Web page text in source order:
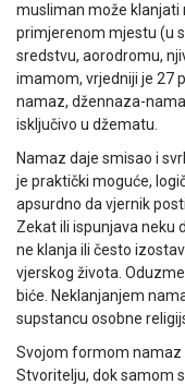
musliman može klanjati
primjerenom mjestu (u
sredstvu, aorodromu,
imamom, vrjedniji je 27
namaz, džennaza-
isključivo u džematu.
Namaz daje smisao i
je praktički moguće,
apsurdno da vjernik
Zekat ili ispunjava neku
ne klanja ili često
vjerskog života.
biće. Neklanjanjem
supstancu osobne
Svojom formom namaz
Stvoritelju, dok samom